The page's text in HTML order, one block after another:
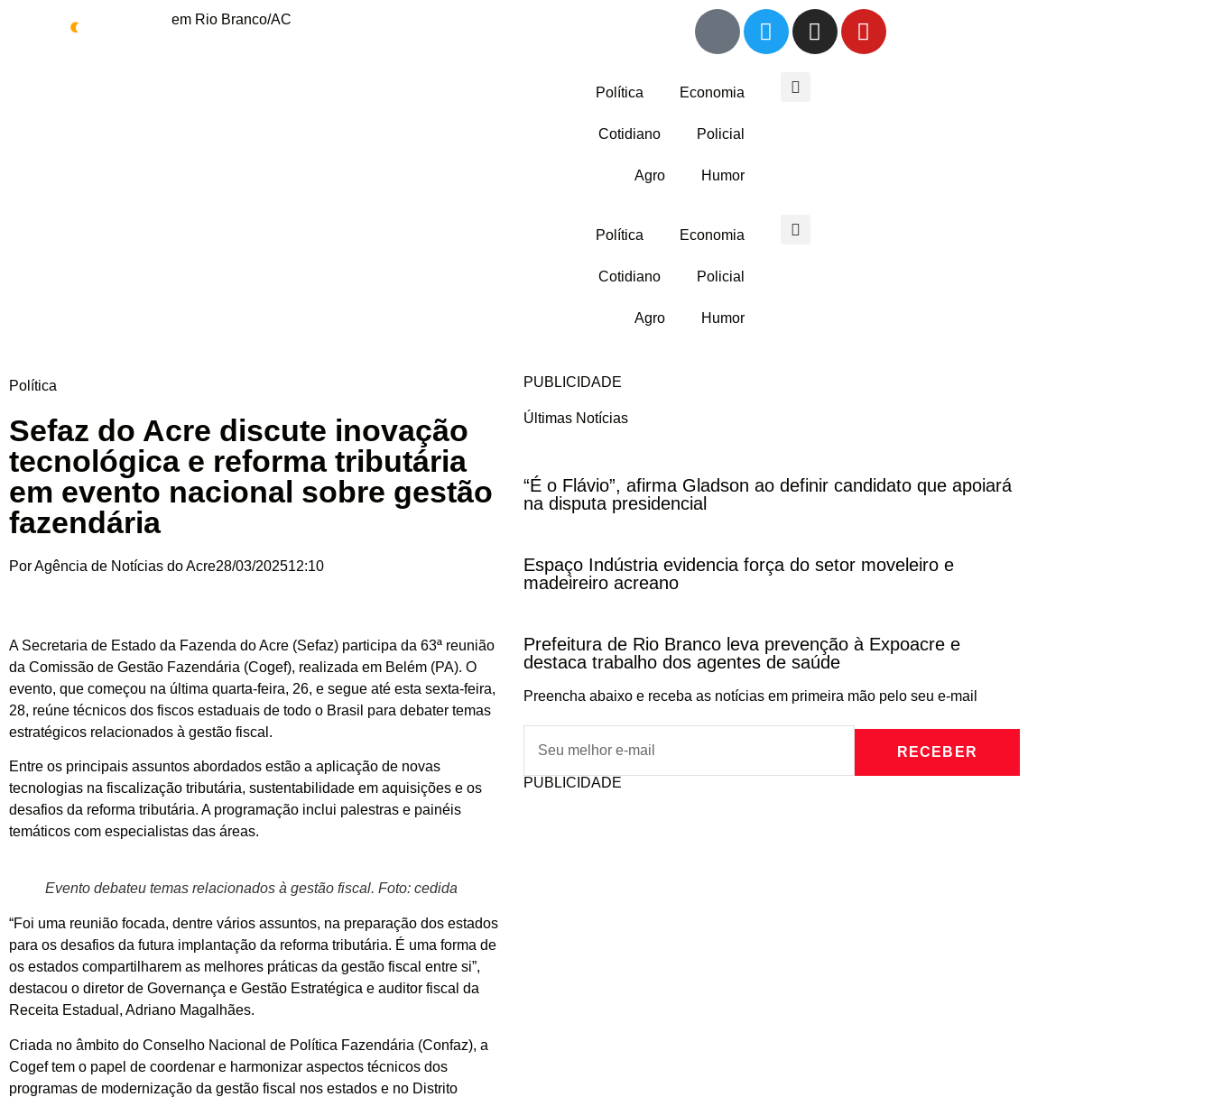
em Rio Branco/AC
Política Economia
Cotidiano Policial
Agro Humor
Política Economia
Cotidiano Policial
Agro Humor
Política
Sefaz do Acre discute inovação
tecnológica e reforma tributária
em evento nacional sobre gestão
fazendária
PorAgência de Notícias do Acre28/03/202512:10
A Secretaria de Estado da Fazenda do Acre (Sefaz) participa da 63ª reunião
da Comissão de Gestão Fazendária (Cogef), realizada em Belém (PA). O
evento, que começou na última quarta-feira, 26, e segue até esta sexta-feira,
28, reúne técnicos dos fiscos estaduais de todo o Brasil para debater temas
estratégicos relacionados à gestão fiscal.
Entre os principais assuntos abordados estão a aplicação de novas
tecnologias na fiscalização tributária, sustentabilidade em aquisições e os
desafios da reforma tributária. A programação inclui palestras e painéis
temáticos com especialistas das áreas.
Evento debateu temas relacionados à gestão fiscal. Foto: cedida
“Foi uma reunião focada, dentre vários assuntos, na preparação dos estados
para os desafios da futura implantação da reforma tributária. É uma forma de
os estados compartilharem as melhores práticas da gestão fiscal entre si”,
destacou o diretor de Governança e Gestão Estratégica e auditor fiscal da
Receita Estadual, Adriano Magalhães.
Criada no âmbito do Conselho Nacional de Política Fazendária (Confaz), a
Cogef tem o papel de coordenar e harmonizar aspectos técnicos dos
programas de modernização da gestão fiscal nos estados e no Distrito
PUBLICIDADE
Últimas Notícias
“É o Flávio”, afirma Gladson ao definir candidato que apoiará
na disputa presidencial
Espaço Indústria evidencia força do setor moveleiro e
madeireiro acreano
Prefeitura de Rio Branco leva prevenção à Expoacre e
destaca trabalho dos agentes de saúde
Preencha abaixo e receba as notícias em primeira mão pelo seu e-mail
RECEBER
PUBLICIDADE